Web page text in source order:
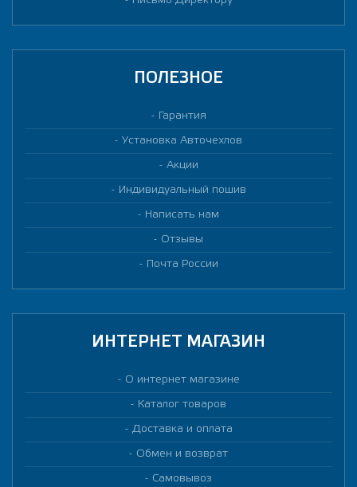
ПОЛЕЗНОЕ
Гарантия
Установка Авточехлов
Акции
Индивидуальный пошив
Написать нам
Отзывы
Почта России
ИНТЕРНЕТ МАГАЗИН
О интернет магазине
Каталог товаров
Доставка и оплата
Обмен и возврат
Самовывоз